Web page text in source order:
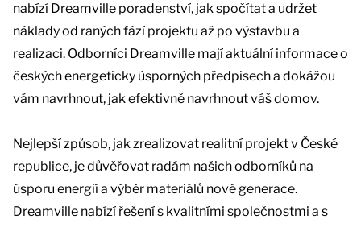
nabízí Dreamville poradenství, jak spočítat a udržet
náklady od raných fází projektu až po výstavbu a
realizaci. Odborníci Dreamville mají aktuální informace o
českých energeticky úsporných předpisech a dokážou
vám navrhnout, jak efektivně navrhnout váš domov.
Nejlepší způsob, jak zrealizovat realitní projekt v České
republice, je důvěřovat radám našich odborníků na
úsporu energií a výběr materiálů nové generace.
Dreamville nabízí řešení s kvalitními společnostmi a s